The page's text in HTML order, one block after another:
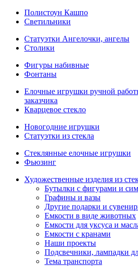
Полистоун Кашпо
Светильники
Статуэтки Ангелочки, ангелы
Столики
Фигуры набивные
Фонтаны
Елочные игрушки ручной
заказчика
Кварцевое стекло
Новогодние игрушки
Статуэтки из стекла
Стеклянные елочные игрушки
Фьюзинг
Художественные изделия из
Бутылки с фигурами и
Графины и вазы
Другие подарки и
Емкости в виде животных
Емкости для уксуса и
Емкости с кранами
Наши проекты
Подсвечники, лампадки
Тема транспорта